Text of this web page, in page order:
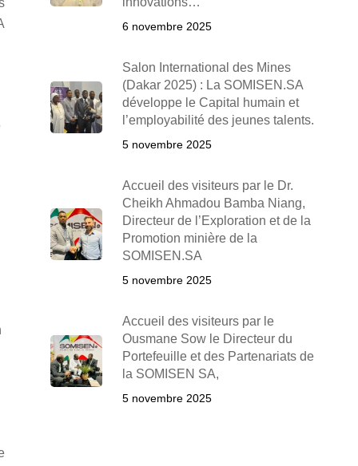
6 novembre 2025
Salon International des Mines
(Dakar 2025) : La SOMISEN.SA
développe le Capital humain et
l’employabilité des jeunes talents.
5 novembre 2025
Accueil des visiteurs par le Dr.
Cheikh Ahmadou Bamba Niang,
Directeur de l’Exploration et de la
Promotion minière de la
SOMISEN.SA
5 novembre 2025
Accueil des visiteurs par le
Ousmane Sow le Directeur du
Portefeuille et des Partenariats de
la SOMISEN SA,
5 novembre 2025